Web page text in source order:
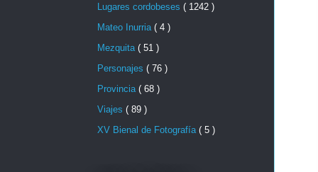
Lugares cordobeses ( 1242 )
Mateo Inurria ( 4 )
Mezquita ( 51 )
Personajes ( 76 )
Provincia ( 68 )
Viajes ( 89 )
XV Bienal de Fotografía ( 5 )